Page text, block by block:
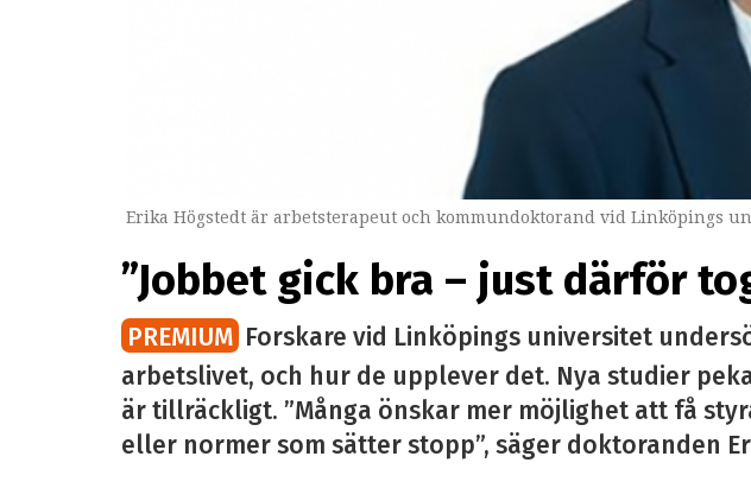
Erika Högstedt är arbetsterapeut och kommundoktorand vid Linköpings
”Jobbet gick bra – just därför
PREMIUM Forskare vid Linköpings universitet
arbetslivet, och hur de upplever det. Nya studier
är tillräckligt. ”Många önskar mer möjlighet att få
eller normer som sätter stopp”, säger doktoranden